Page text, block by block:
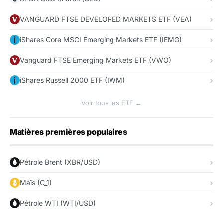
VANGUARD FTSE DEVELOPED MARKETS ETF (VEA)
iShares Core MSCI Emerging Markets ETF (IEMG)
Vanguard FTSE Emerging Markets ETF (VWO)
iShares Russell 2000 ETF (IWM)
Voir tous les ETF →
Matières premières populaires
Pétrole Brent (XBR/USD)
Maïs (C_1)
Pétrole WTI (WTI/USD)